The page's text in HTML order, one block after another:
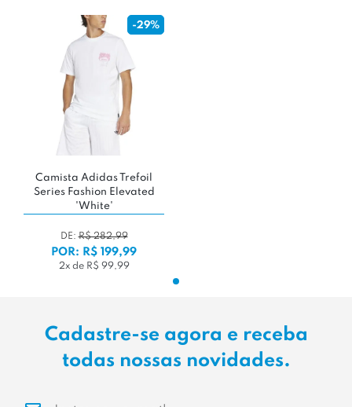
-29%
Camista Adidas Trefoil
Series Fashion Elevated
'White'
DE:R$ 282,99
POR: R$ 199,99
2x de R$ 99,99
Cadastre-se agora e receba
todas nossas novidades.